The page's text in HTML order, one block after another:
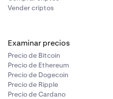
Vender criptos
Examinar precios
Precio de Bitcoin
Precio de Ethereum
Precio de Dogecoin
Precio de Ripple
Precio de Cardano